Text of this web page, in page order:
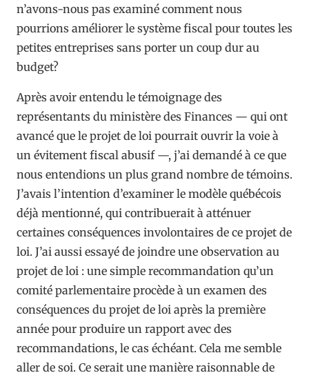
n’avons-nous pas examiné comment nous
pourrions améliorer le système fiscal pour toutes les
petites entreprises sans porter un coup dur au
budget?
Après avoir entendu le témoignage des
représentants du ministère des Finances — qui ont
avancé que le projet de loi pourrait ouvrir la voie à
un évitement fiscal abusif —, j’ai demandé à ce que
nous entendions un plus grand nombre de témoins.
J’avais l’intention d’examiner le modèle québécois
déjà mentionné, qui contribuerait à atténuer
certaines conséquences involontaires de ce projet de
loi. J’ai aussi essayé de joindre une observation au
projet de loi : une simple recommandation qu’un
comité parlementaire procède à un examen des
conséquences du projet de loi après la première
année pour produire un rapport avec des
recommandations, le cas échéant. Cela me semble
aller de soi. Ce serait une manière raisonnable de